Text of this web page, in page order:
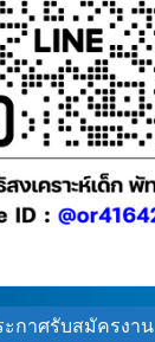
ะกาศรับสมัครงาน